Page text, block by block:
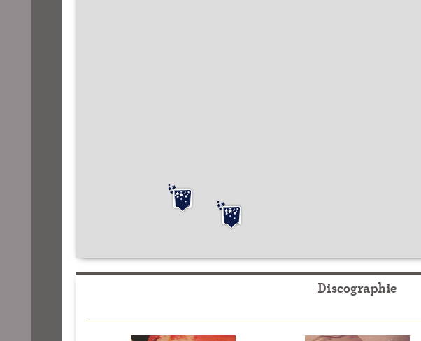
Discographie